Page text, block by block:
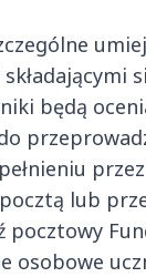
będą
lub
osobowe